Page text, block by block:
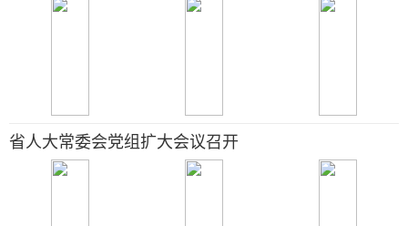
省人大常委会党组扩大会议召开